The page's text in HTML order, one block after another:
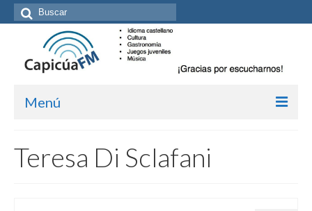
Buscar
por:
Menú
Kit de medios
Teresa Di Sclafani